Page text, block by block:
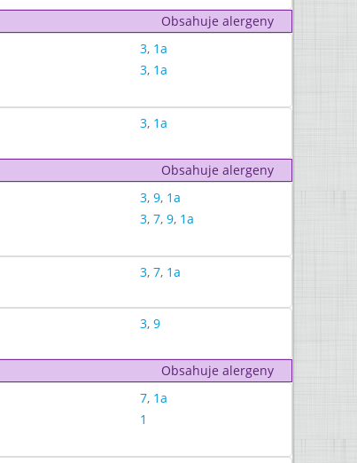
Obsahuje alergeny
3, 1a
3, 1a
3, 1a
Obsahuje alergeny
3, 9, 1a
3, 7, 9, 1a
3, 7, 1a
3, 9
Obsahuje alergeny
7, 1a
1